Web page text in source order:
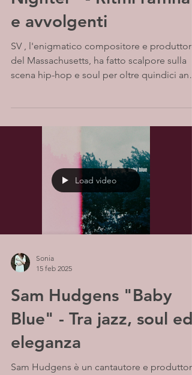
e avvolgenti
SV , l'enigmatico compositore e produttore
del Massachusetts, ha fatto scalpore sulla
scena hip-hop e soul per oltre quindici
Load video
Sonia
15 feb 2025
Sam Hudgens "Baby
Blue" - Tra jazz, soul ed
eleganza
Sam Hudgens è un cantautore e produttore